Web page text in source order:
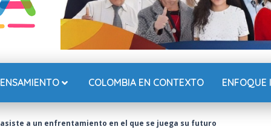
COLOMBIA EN CONTEXTO ENFOQUE
a un enfrentamiento en el que se juega su futuro